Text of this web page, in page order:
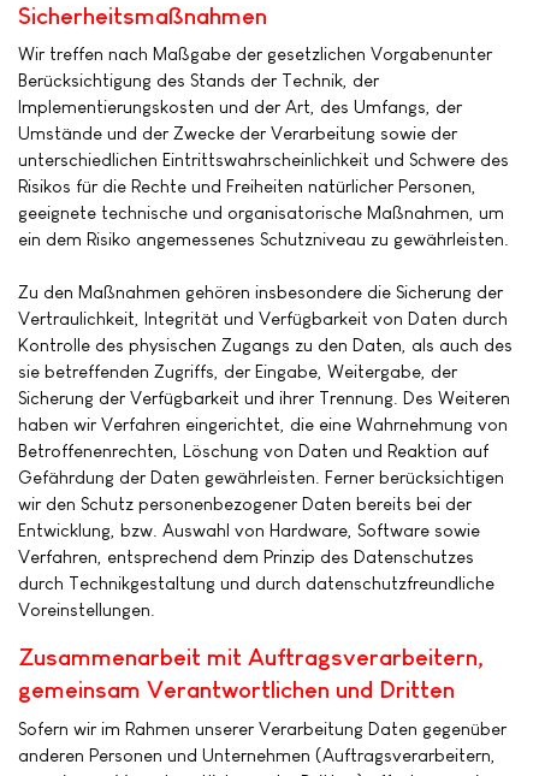
Sicherheitsmaßnahmen
Wir treffen nach Maßgabe der gesetzlichen Vorgabenunter
Berücksichtigung des Stands der Technik, der
Implementierungskosten und der Art, des Umfangs, der
Umstände und der Zwecke der Verarbeitung sowie der
unterschiedlichen Eintrittswahrscheinlichkeit und Schwere des
Risikos für die Rechte und Freiheiten natürlicher Personen,
geeignete technische und organisatorische Maßnahmen, um
ein dem Risiko angemessenes Schutzniveau zu gewährleisten.
Zu den Maßnahmen gehören insbesondere die Sicherung der
Vertraulichkeit, Integrität und Verfügbarkeit von Daten durch
Kontrolle des physischen Zugangs zu den Daten, als auch des
sie betreffenden Zugriffs, der Eingabe, Weitergabe, der
Sicherung der Verfügbarkeit und ihrer Trennung. Des Weiteren
haben wir Verfahren eingerichtet, die eine Wahrnehmung von
Betroffenenrechten, Löschung von Daten und Reaktion auf
Gefährdung der Daten gewährleisten. Ferner berücksichtigen
wir den Schutz personenbezogener Daten bereits bei der
Entwicklung, bzw. Auswahl von Hardware, Software sowie
Verfahren, entsprechend dem Prinzip des Datenschutzes
durch Technikgestaltung und durch datenschutzfreundliche
Voreinstellungen.
Zusammenarbeit mit Auftragsverarbeitern,
gemeinsam Verantwortlichen und Dritten
Sofern wir im Rahmen unserer Verarbeitung Daten gegenüber
anderen Personen und Unternehmen (Auftragsverarbeitern,